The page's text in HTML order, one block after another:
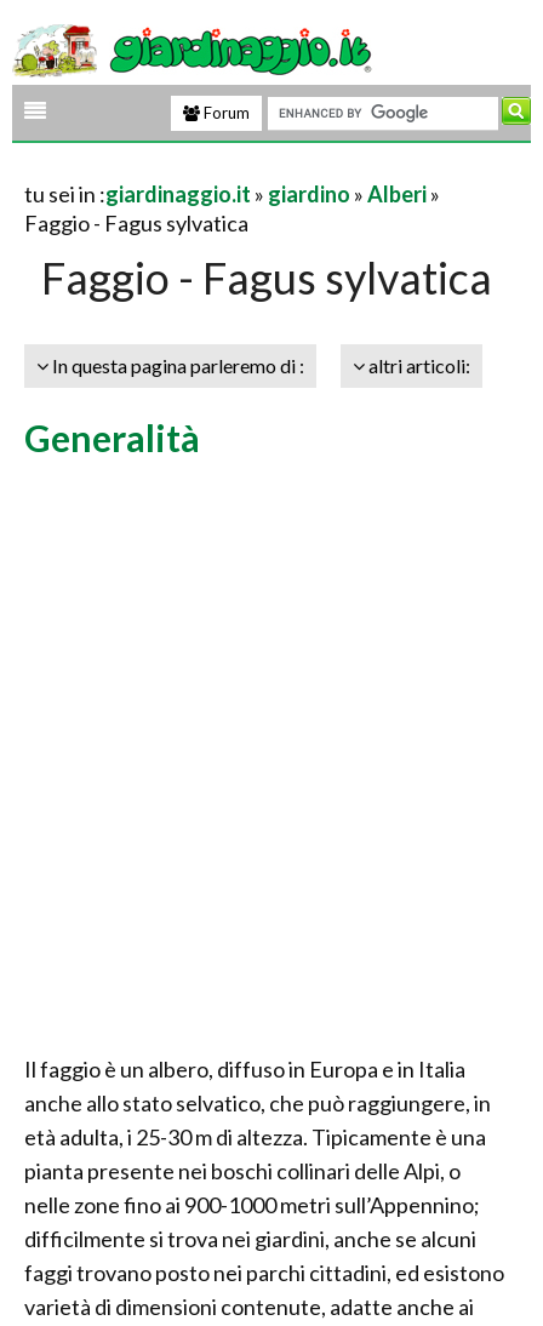
Forum
tu sei in :giardinaggio.it » giardino »Alberi»
Faggio - Fagus sylvatica
Faggio - Fagus sylvatica
In questa pagina parleremo di : altri articoli:
Generalità
Il faggio è un albero, diffuso in Europa e in Italia
anche allo stato selvatico, che può raggiungere, in
età adulta, i 25-30 m di altezza. Tipicamente è una
pianta presente nei boschi collinari delle Alpi, o
nelle zone fino ai 900-1000 metri sull’Appennino;
difficilmente si trova nei giardini, anche se alcuni
faggi trovano posto nei parchi cittadini, ed esistono
varietà di dimensioni contenute, adatte anche ai